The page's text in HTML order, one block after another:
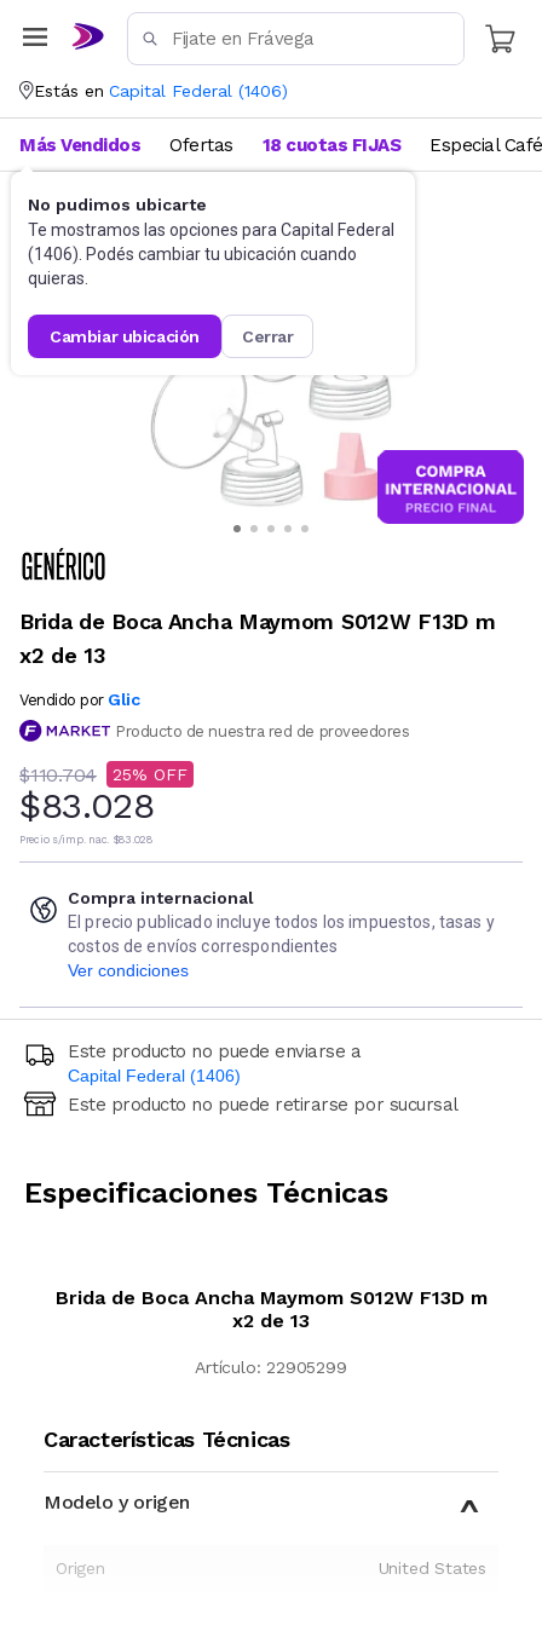
Estás en Capital Federal (1406)
No pudimos ubicarte
Te mostramos las opciones para Capital Federal
(1406). Podés cambiar tu ubicación cuando
quieras.
cambiar ubicación cerrar
Más Vendidos Ofertas 18 cuotas FIJAS Especial Café
Alimentación y lactancia
Brida de Boca Ancha Maymom S012W F13D m
x2 de 13
Vendido por Glic
Producto de nuestra red de proveedores
$110.704 25
$83.028
Precio s/imp. nac. $83.028
Compra internacional
El precio publicado incluye todos los impuestos, tasas y
costos de envíos correspondientes
Ver condiciones
Este producto no puede enviarse a
Capital Federal (1406)
Ingresá código postal (sólo números)
Este producto no puede retirarse por sucursal
Especificaciones Técnicas
Brida de Boca Ancha Maymom S012W F13D m
x2 de 13
Artículo: 22905299
Características Técnicas
Modelo y origen
Origen United States